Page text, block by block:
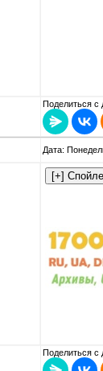
Поделиться с
Дата:
Поделиться с